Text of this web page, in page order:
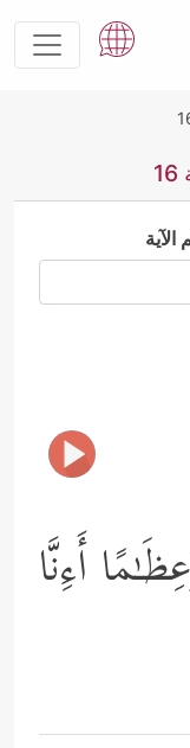
أَءِنَّا